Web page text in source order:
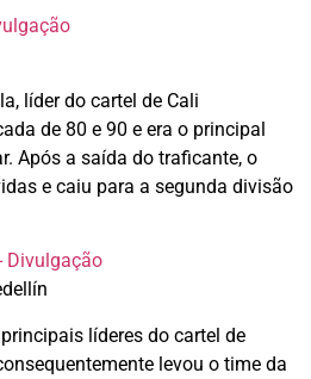
líder do cartel de Cali
de 80 e 90 e era o principal
Após a saída do traficante, o
e caiu para a segunda divisão
líderes do cartel de
levou o time da